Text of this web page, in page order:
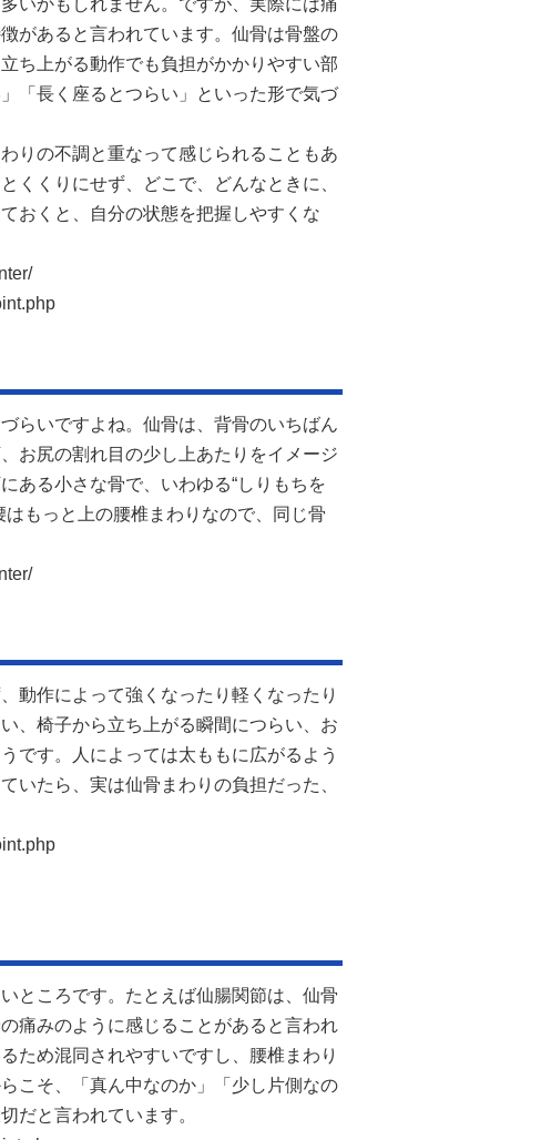
があると言われています。仙骨は骨盤の
ち上がる動作でも負担がかかりやすい部
「長く座るとつらい」といった形で気づ
りの不調と重なって感じられることもあ
くくりにせず、どこで、どんなときに、
おくと、自分の状態を把握しやすくな
らいですよね。仙骨は、背骨のいちばん
お尻の割れ目の少し上あたりをイメージ
ある小さな骨で、いわゆる“しりもちを
もっと上の腰椎まわりなので、同じ骨
動作によって強くなったり軽くなったり
、椅子から立ち上がる瞬間につらい、お
です。人によっては太ももに広がるよう
いたら、実は仙骨まわりの負担だった、
ところです。たとえば仙腸関節は、仙骨
痛みのように感じることがあると言われ
ため混同されやすいですし、腰椎まわり
こそ、「真ん中なのか」「少し片側なの
だと言われています。